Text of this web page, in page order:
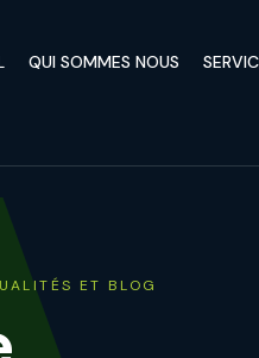
QUI SOMMES NOUS
ET BLOG